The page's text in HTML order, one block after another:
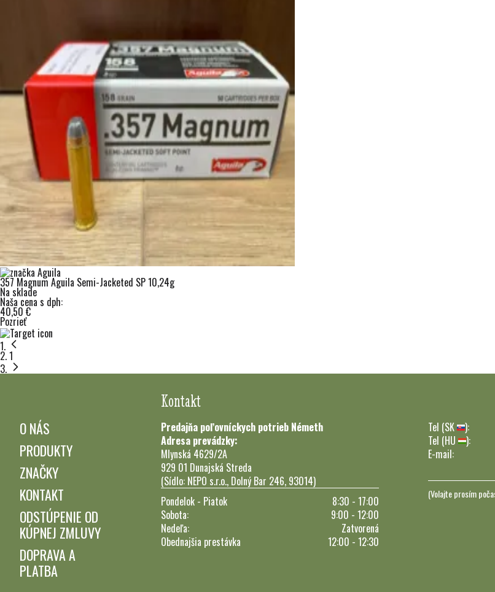
357 Magnum Aguila Semi-Jacketed SP 10,24g
Na sklade
Naša cena s dph:
40,50 €
Pozrieť
Práve čítate stránku
1
O NÁS
PRODUKTY
ZNAČKY
KONTAKT
ODSTÚPENIE OD
KÚPNEJ ZMLUVY
DOPRAVA A
PLATBA
Kontakt
Predajňa poľovníckych potrieb Németh
Adresa prevádzky:
Mlynská 4629/2A
929 01 Dunajská Streda
(Sídlo: NEPO s.r.o., Dolný Bar 246, 93014)
Pondelok - Piatok
8:30 - 17:00
Sobota:
9:00 - 12:00
Nedeľa:
Zatvorená
Obednajšia prestávka
12:00 - 12:30
Tel (SK ):
Tel (HU
):
E-mail:
(Volajte prosím